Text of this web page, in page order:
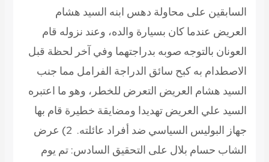
السابقين على محاولة دهس ابنه السيد هشام
العريض عندما كان بسيارة والده، وعند نزوله قام
العونان بالتوجه صوبه بدراجتهما وفي آخر لحظة قبل
الاصطدام به كبح سائق الدراجة الفرامل مما جنب
السيد هشام العريض التعرض للخطر، وهو ما اعتبره
السيد علي العريض تهديدا ومضايقة خطيرة قام بها
جهاز البوليس السياسي ضد أفراد عائلته.
2) عرض
الشاب حسام بلال على التحقيق السادس: تم يوم